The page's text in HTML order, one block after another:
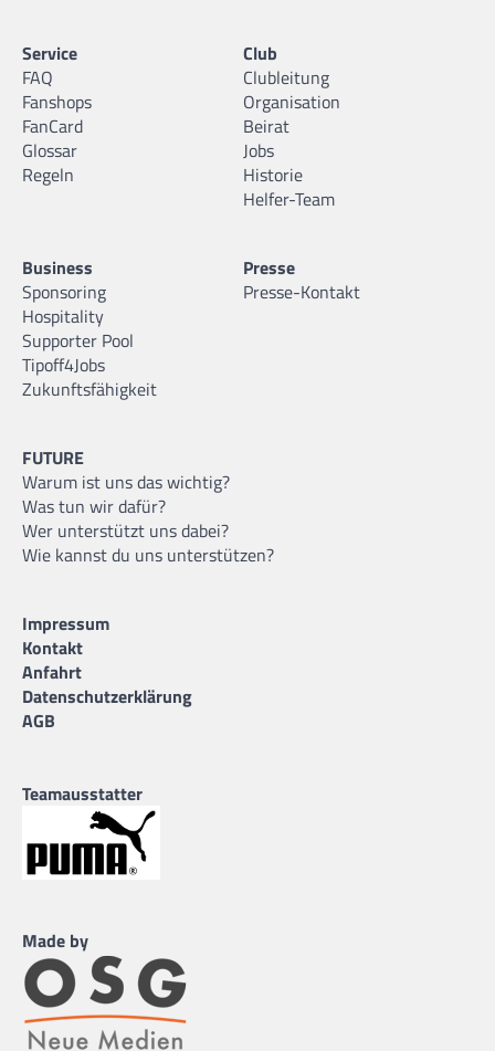
Service
FAQ
Fanshops
FanCard
Glossar
Regeln
Club
Clubleitung
Organisation
Beirat
Jobs
Historie
Helfer-Team
Business
Sponsoring
Hospitality
Supporter Pool
Tipoff4Jobs
Zukunftsfähigkeit
Presse
Presse-Kontakt
FUTURE
Warum ist uns das wichtig?
Was tun wir dafür?
Wer unterstützt uns dabei?
Wie kannst du uns unterstützen?
Impressum
Kontakt
Anfahrt
Datenschutzerklärung
AGB
Teamausstatter
Made by